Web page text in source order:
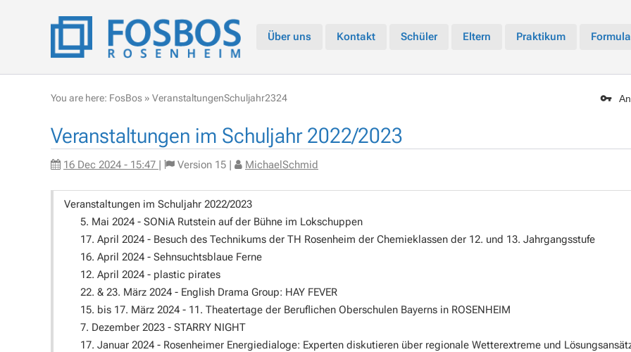
Über uns Kontakt Schüler Eltern Praktikum
You are here: FosBos » VeranstaltungenSchuljahr2324
Veranstaltungen im Schuljahr 2022/2023
16 Dec 2024 - 15:47 | Version 15 | MichaelSchmid
Veranstaltungen im Schuljahr 2022/2023
5. Mai 2024 - SONiA Rutstein auf der Bühne im Lokschuppen
17. April 2024 - Besuch des Technikums der TH Rosenheim der Chemieklassen der 12. und 13. Jahrgangsstufe
16. April 2024 - Sehnsuchtsblaue Ferne
12. April 2024 - plastic pirates
22. & 23. März 2024 - English Drama Group: HAY FEVER
15. bis 17. März 2024 - 11. Theatertage der Beruflichen Oberschulen Bayerns in ROSENHEIM
7. Dezember 2023 - STARRY NIGHT
17. Januar 2024 - Rosenheimer Energiedialoge: Experten diskutieren über regionale Wetterextreme und